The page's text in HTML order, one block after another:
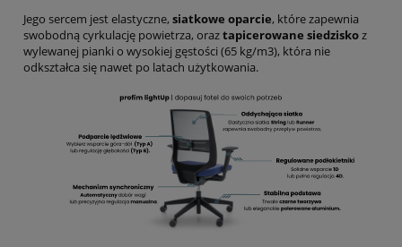
Jego sercem jest elastyczne, siatkowe oparcie, które zapewnia
swobodną cyrkulację powietrza, oraztapicerowane siedziskoz
wylewanej pianki o wysokiej gęstości (65 kg/m3), która nie
odkształca się nawet po latach użytkowania.